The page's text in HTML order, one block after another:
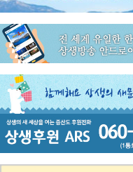
공지사항 ON AIR 서비
공지사항
STB 4월1주
공지사항
STB 3월4주